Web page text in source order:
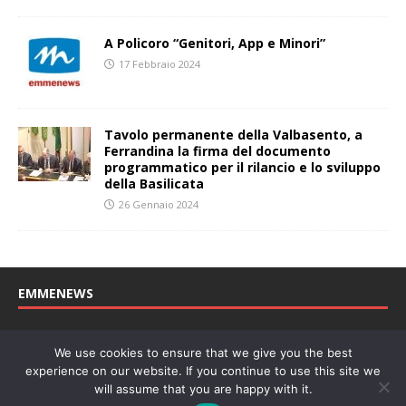
A Policoro “Genitori, App e Minori”
17 Febbraio 2024
Tavolo permanente della Valbasento, a
Ferrandina la firma del documento
programmatico per il rilancio e lo sviluppo
della Basilicata
26 Gennaio 2024
EMMENEWS
27/04/2011. Direttore Responsabile: Concetta Monzo, Editore: Deah
soc. coop. P. Iva: 01219430772
We use cookies to ensure that we give you the best
experience on our website. If you continue to use this site we
will assume that you are happy with it.